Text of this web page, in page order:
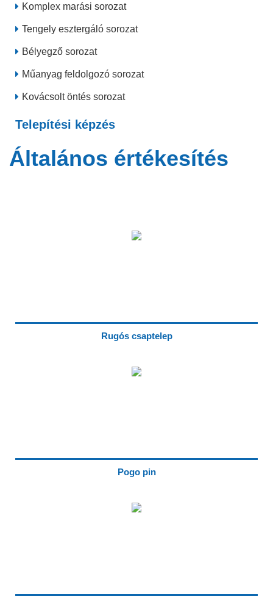
Komplex marási sorozat
Tengely esztergáló sorozat
Bélyegző sorozat
Műanyag feldolgozó sorozat
Kovácsolt öntés sorozat
Telepítési képzés
Általános értékesítés
Rugós csaptelep
Pogo pin